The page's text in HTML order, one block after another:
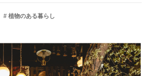
# 植物のある暮らし